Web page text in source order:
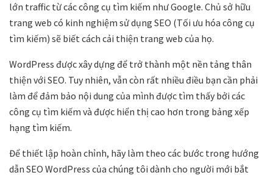
lớn traffic từ các công cụ tìm kiếm như Google. Chủ sở hữu
trang web có kinh nghiệm sử dụng SEO (Tối ưu hóa công cụ
tìm kiếm) sẽ biết cách cải thiện trang web của họ.
WordPress được xây dựng để trở thành một nền tảng thân
thiện với SEO. Tuy nhiên, vẫn còn rất nhiều điều bạn cần phải
làm để đảm bảo nội dung của mình được tìm thấy bởi các
công cụ tìm kiếm và được hiển thị cao hơn trong bảng xếp
hạng tìm kiếm.
Để thiết lập hoàn chỉnh, hãy làm theo các bước trong hướng
dẫn SEO WordPress của chúng tôi dành cho người mới bắt